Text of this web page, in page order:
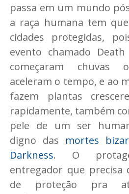
passa em um mundo
a raça humana tem
cidades protegidas,
evento chamado
começaram chuvas
aceleram o tempo, e ao
fazem plantas
rapidamente, também
pele de um ser
digno das mortes
Darkness. O
entregador que precisa
de proteção pra